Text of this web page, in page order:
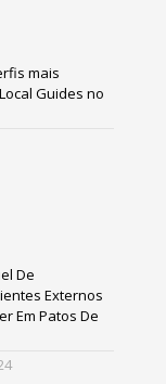
mais
Guides no
De
Externos
Em Patos De